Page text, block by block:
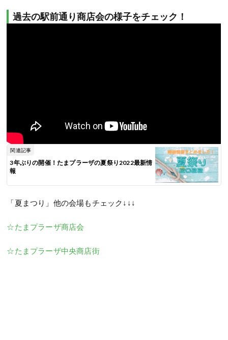
過去の駅前通り商店会の様子をチェック！
関連記事
3年ぶりの開催！たまプラーザの夏祭り2022最新情
報
「夏まつり」他の会場もチェック↓↓↓
☆たまプラーザ商店会
☆たまプラーザ中央商店街